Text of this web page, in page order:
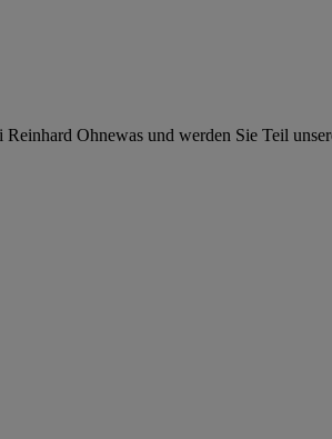
Ohnewas und werden Sie Teil